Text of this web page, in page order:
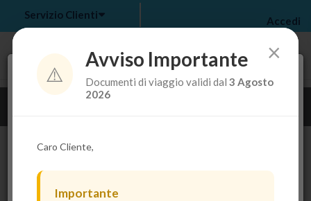
my bookings >
Servizio Clienti Accedi
×
⚠️
Avviso Importante
Documenti di viaggio validi dal3 Agosto
2026
Caro Cliente,
Importante
Tra pochi secondi troverai il prezzo più basso per la
tua crociera.